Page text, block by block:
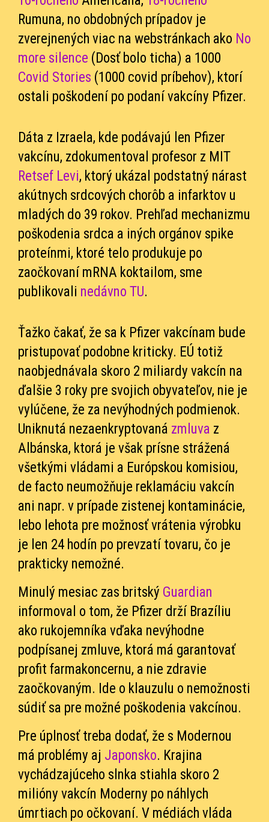
Rumuna, no obdobných prípadov je
zverejnených viac na webstránkach ako No
more silence (Dosť bolo ticha) a 1000
Covid Stories (1000 covid príbehov), ktorí
ostali poškodení po podaní vakcíny Pfizer.
Dáta z Izraela, kde podávajú len Pfizer
vakcínu, zdokumentoval profesor z MIT
Retsef Levi, ktorý ukázal podstatný nárast
akútnych srdcových chorôb a infarktov u
mladých do 39 rokov. Prehľad mechanizmu
poškodenia srdca a iných orgánov spike
proteínmi, ktoré telo produkuje po
zaočkovaní mRNA koktailom, sme
publikovali nedávno TU.
Ťažko čakať, že sa k Pfizer vakcínam bude
pristupovať podobne kriticky. EÚ totiž
naobjednávala skoro 2 miliardy vakcín na
ďalšie 3 roky pre svojich obyvateľov, nie je
vylúčene, že za nevýhodných podmienok.
Uniknutá nezaenkryptovaná zmluva z
Albánska, ktorá je však prísne strážená
všetkými vládami a Európskou komisiou,
de facto neumožňuje reklamáciu vakcín
ani napr. v prípade zistenej kontaminácie,
lebo lehota pre možnosť vrátenia výrobku
je len 24 hodín po prevzatí tovaru, čo je
prakticky nemožné.
Minulý mesiac zas britský Guardian
informoval o tom, že Pfizer drží Brazíliu
ako rukojemníka vďaka nevýhodne
podpísanej zmluve, ktorá má garantovať
profit farmakoncernu, a nie zdravie
zaočkovaným. Ide o klauzulu o nemožnosti
súdiť sa pre možné poškodenia vakcínou.
Pre úplnosť treba dodať, že s Modernou
má problémy aj Japonsko. Krajina
vychádzajúceho slnka stiahla skoro 2
milióny vakcín Moderny po náhlych
úmrtiach po očkovaní. V médiách vláda